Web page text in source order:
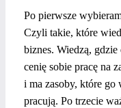
Po pierwsze
Czyli takie, które
biznes. Wiedzą,
cenię sobie pracę na
i ma zasoby, które
pracują. Po trzecie